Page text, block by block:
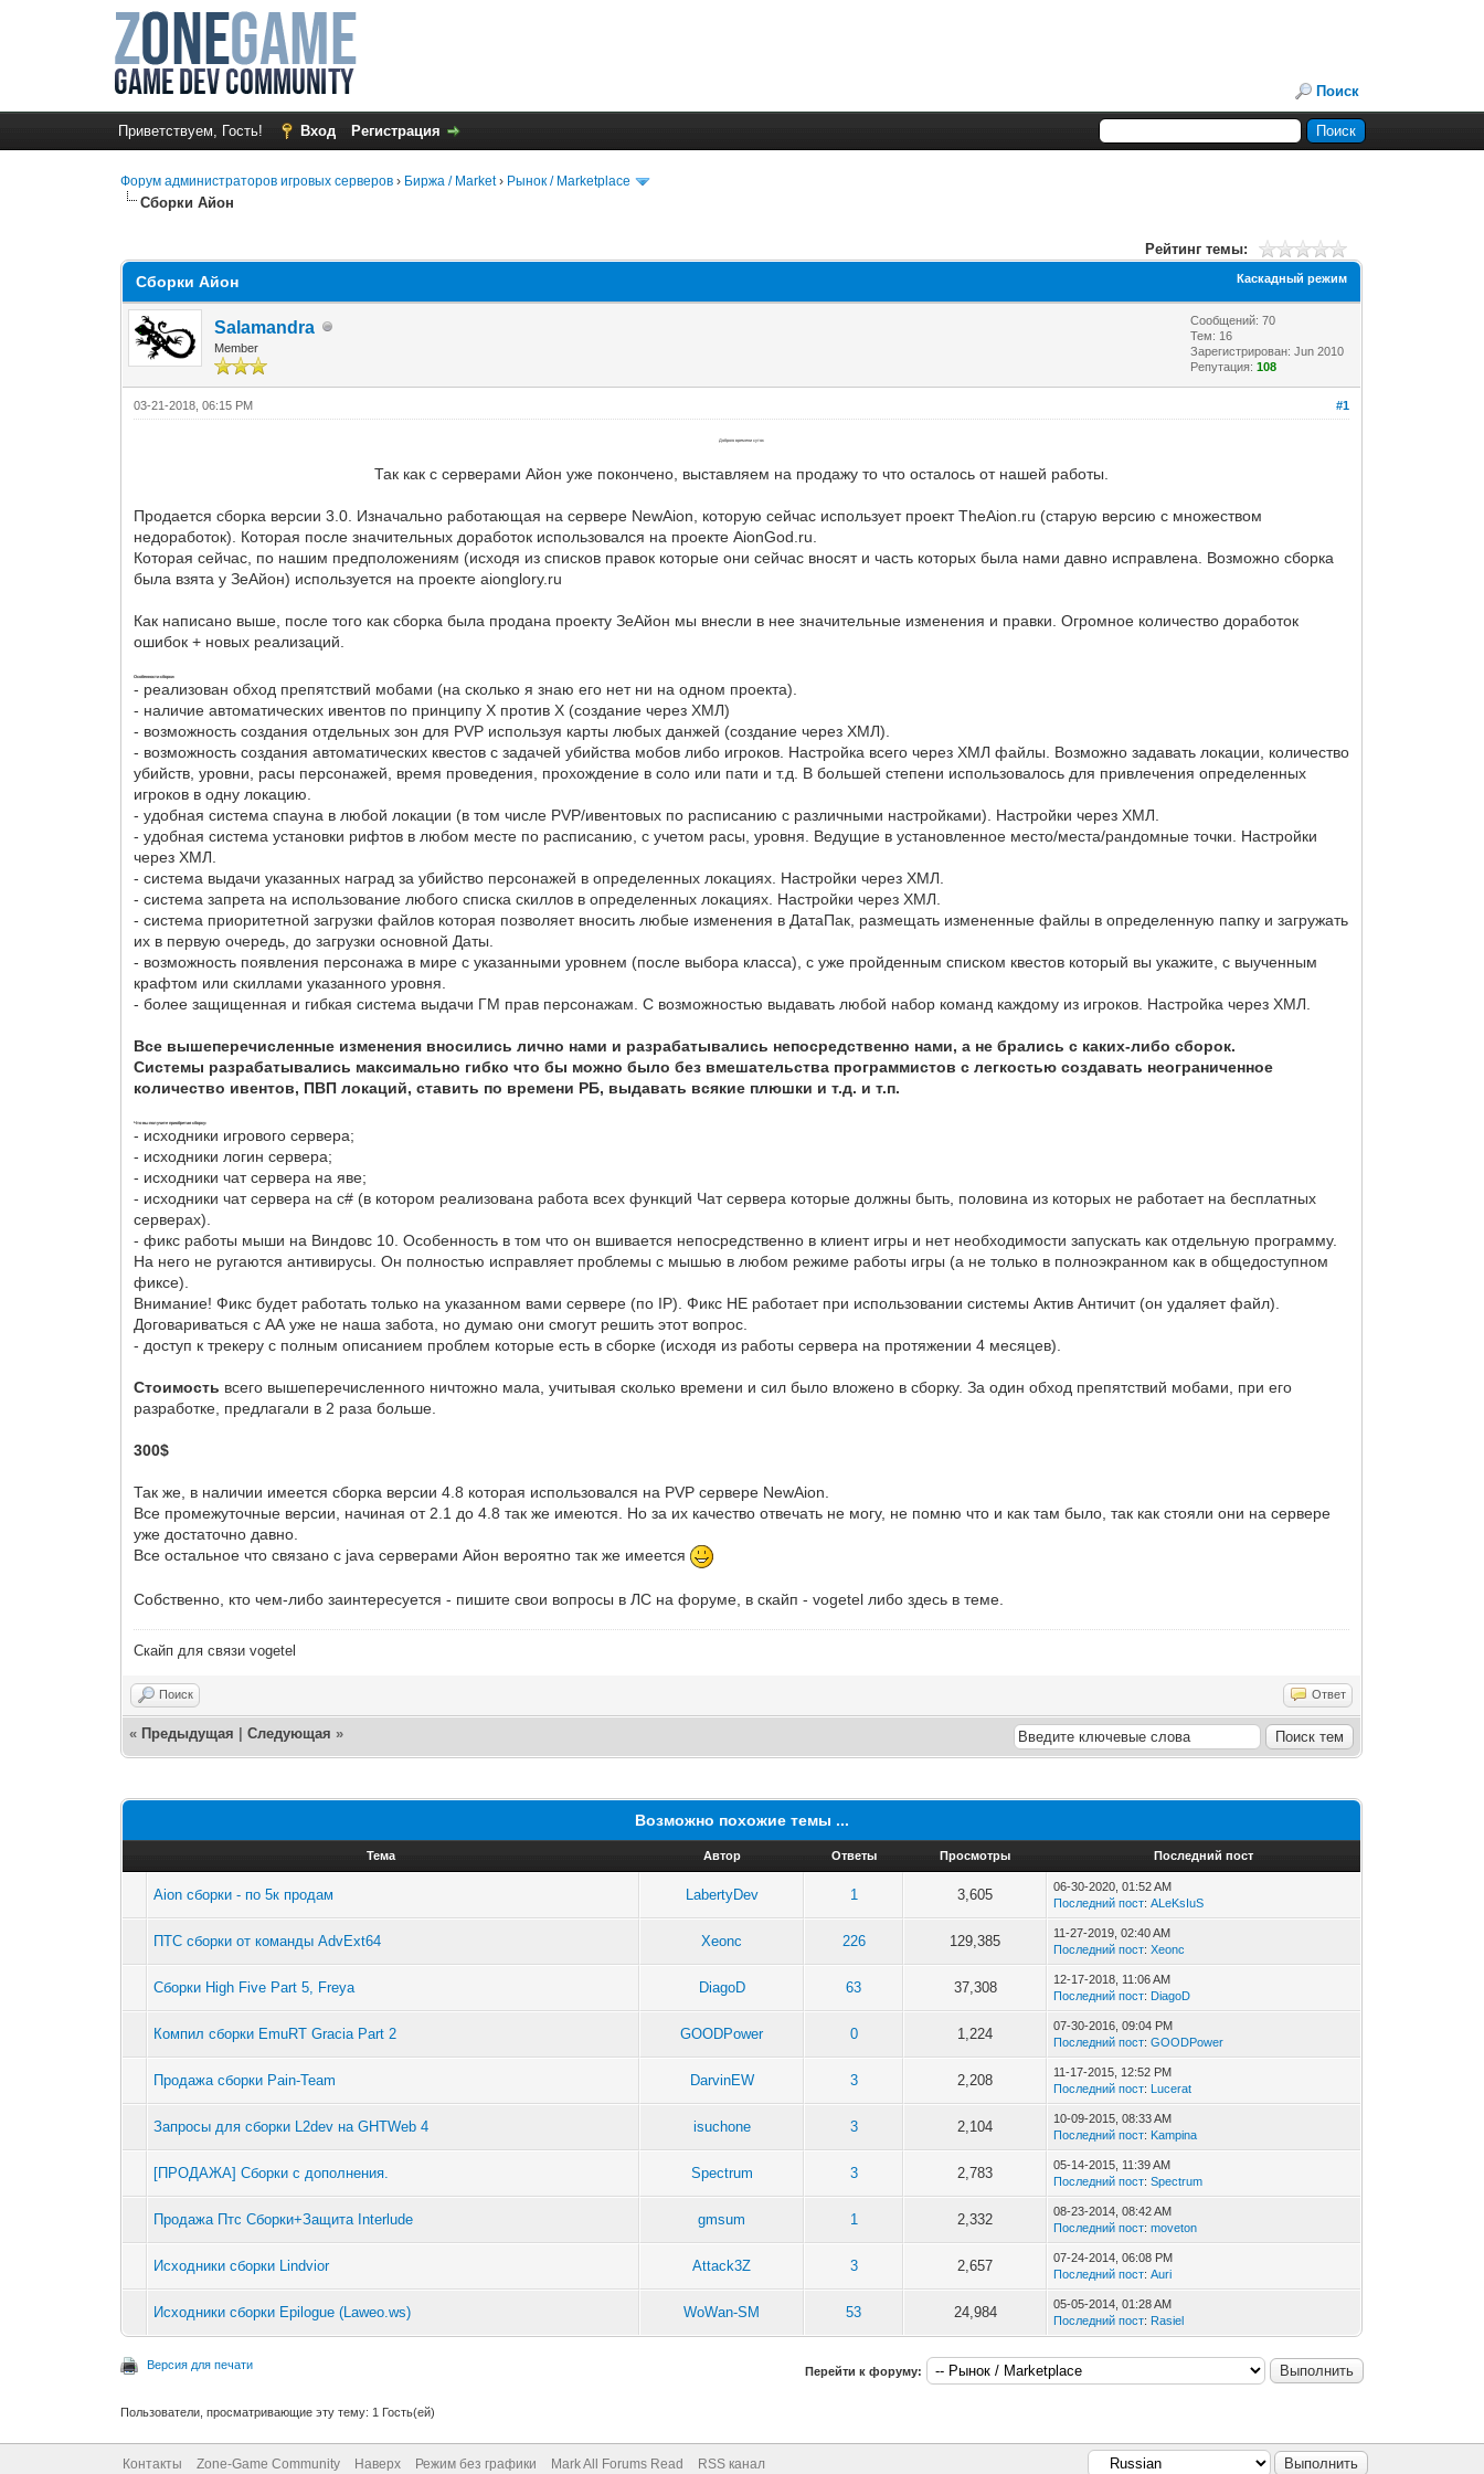
Поиск
Приветствуем, Гость! Вход Регистрация
Форум администраторов игровых серверов › Биржа / Market› Рынок / Marketplace
Сборки Айон
Рейтинг темы:
Каскадный режим
Сборки Айон
Salamandra
Member
Сообщений: 70
Тем: 16
Зарегистрирован: Jun 2010
Репутация:108
#1
03-21-2018, 06:15 PM
Доброго времени суток
Так как с серверами Айон уже покончено, выставляем на продажу то что осталось от нашей работы.
Продается сборка версии 3.0. Изначально работающая на сервере NewAion, которую сейчас использует проект TheAion.ru (старую версию с множеством
недоработок). Которая после значительных доработок использовался на проекте AionGod.ru.
Которая сейчас, по нашим предположениям (исходя из списков правок которые они сейчас вносят и часть которых была нами давно исправлена. Возможно сборка
была взята у ЗеАйон) используется на проекте aionglory.ru
Как написано выше, после того как сборка была продана проекту ЗеАйон мы внесли в нее значительные изменения и правки. Огромное количество доработок
ошибок + новых реализаций.
Особенности сборки:
- реализован обход препятствий мобами (на сколько я знаю его нет ни на одном проекта).
- наличие автоматических ивентов по принципу Х против Х (создание через ХМЛ)
- возможность создания отдельных зон для PVP используя карты любых данжей (создание через ХМЛ).
- возможность создания автоматических квестов с задачей убийства мобов либо игроков. Настройка всего через ХМЛ файлы. Возможно задавать локации, количество
убийств, уровни, расы персонажей, время проведения, прохождение в соло или пати и т.д. В большей степени использовалось для привлечения определенных
игроков в одну локацию.
- удобная система спауна в любой локации (в том числе PVP/ивентовых по расписанию с различными настройками). Настройки через ХМЛ.
- удобная система установки рифтов в любом месте по расписанию, с учетом расы, уровня. Ведущие в установленное место/места/рандомные точки. Настройки
через ХМЛ.
- система выдачи указанных наград за убийство персонажей в определенных локациях. Настройки через ХМЛ.
- система запрета на использование любого списка скиллов в определенных локациях. Настройки через ХМЛ.
- система приоритетной загрузки файлов которая позволяет вносить любые изменения в ДатаПак, размещать измененные файлы в определенную папку и загружать
их в первую очередь, до загрузки основной Даты.
- возможность появления персонажа в мире с указанными уровнем (после выбора класса), с уже пройденным списком квестов который вы укажите, с выученным
крафтом или скиллами указанного уровня.
- более защищенная и гибкая система выдачи ГМ прав персонажам. С возможностью выдавать любой набор команд каждому из игроков. Настройка через ХМЛ.
Все вышеперечисленные изменения вносились лично нами и разрабатывались непосредственно нами, а не брались с каких-либо сборок.
Системы разрабатывались максимально гибко что бы можно было без вмешательства программистов с легкостью создавать неограниченное
количество ивентов, ПВП локаций, ставить по времени РБ, выдавать всякие плюшки и т.д. и т.п.
Что вы получите приобретая сборку:
- исходники игрового сервера;
- исходники логин сервера;
- исходники чат сервера на яве;
- исходники чат сервера на c# (в котором реализована работа всех функций Чат сервера которые должны быть, половина из которых не работает на бесплатных
серверах).
- фикс работы мыши на Виндовс 10. Особенность в том что он вшивается непосредственно в клиент игры и нет необходимости запускать как отдельную программу.
На него не ругаются антивирусы. Он полностью исправляет проблемы с мышью в любом режиме работы игры (а не только в полноэкранном как в общедоступном
фиксе).
Внимание! Фикс будет работать только на указанном вами сервере (по IP). Фикс НЕ работает при использовании системы Актив Античит (он удаляет файл).
Договариваться с АА уже не наша забота, но думаю они смогут решить этот вопрос.
- доступ к трекеру с полным описанием проблем которые есть в сборке (исходя из работы сервера на протяжении 4 месяцев).
Стоимость всего вышеперечисленного ничтожно мала, учитывая сколько времени и сил было вложено в сборку. За один обход препятствий мобами, при его
разработке, предлагали в 2 раза больше.
300$
Так же, в наличии имеется сборка версии 4.8 которая использовался на PVP сервере NewAion.
Все промежуточные версии, начиная от 2.1 до 4.8 так же имеются. Но за их качество отвечать не могу, не помню что и как там было, так как стояли они на сервере
уже достаточно давно.
Все остальное что связано с java серверами Айон вероятно так же имеется
Собственно, кто чем-либо заинтересуется - пишите свои вопросы в ЛС на форуме, в скайп - vogetel либо здесь в теме.
Скайп для связи vogetel
Поиск Ответ
« Предыдущая |Следующая»
Возможно похожие темы ...
Тема Автор Ответы Просмотры Последний пост
Aion сборки - по 5к продам LabertyDev 1 3,605
06-30-2020, 01:52 AM
Последний пост:ALeKsIuS
ПТС сборки от команды AdvExt64 Xeonc 226 129,385
11-27-2019, 02:40 AM
Последний пост:Xeonc
Сборки High Five Part 5, Freya DiagoD 63 37,308
12-17-2018, 11:06 AM
Последний пост: DiagoD
Компил сборки EmuRT Gracia Part 2 GOODPower 0 1,224
07-30-2016, 09:04 PM
Последний пост:GOODPower
Продажа сборки Pain-Team DarvinEW 3 2,208
11-17-2015, 12:52 PM
Последний пост: Lucerat
Запросы для сборки L2dev на GHTWeb 4 isuchone 3 2,104
10-09-2015, 08:33 AM
Последний пост: Kampina
[ПРОДАЖА] Сборки с дополнения. Spectrum 3 2,783
05-14-2015, 11:39 AM
Последний пост:Spectrum
Продажа Птс Сборки+Защита Interlude gmsum 1 2,332
08-23-2014, 08:42 AM
Последний пост:moveton
Исходники сборки Lindvior Attack3Z 3 2,657
07-24-2014, 06:08 PM
Последний пост:Auri
Исходники сборки Epilogue (Laweo.ws) WoWan-SM 53 24,984
05-05-2014, 01:28 AM
Последний пост: Rasiel
Версия для печати Перейти к форуму:
Пользователи, просматривающие эту тему: 1 Гость(ей)
Контакты Zone-Game Community Наверх Режим без графики Mark All Forums Read RSS канал